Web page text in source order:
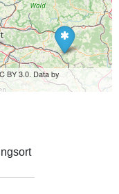
BY 3.0. Data by